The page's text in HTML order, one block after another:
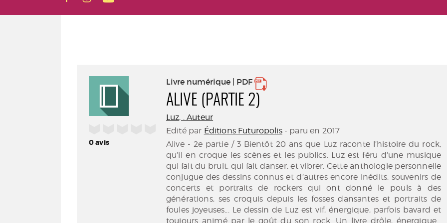
0avis
Livre numérique | PDF
ALIVE (PARTIE 2)
Luz, . Auteur
Edité par Éditions Futuropolis- paru en 2017
Alive - 2e partie / 3 Bientôt 20 ans que Luz raconte l’histoire du rock,
qu’il en croque les scènes et les publics. Luz est féru d’une musique
qui fait du bruit, qui fait danser, et vibrer. Cette anthologie personnelle
conjugue des dessins connus et d’autres encore inédits, souvenirs de
concerts et portraits de rockers qui ont donné le pouls à des
générations, ses croquis depuis les fosses dansantes et portraits de
foules joyeuses... Le dessin de Luz est vif, énergique, parfois bavard et
toujours animé par le goût du son rock. Un livre drôle, énergique…